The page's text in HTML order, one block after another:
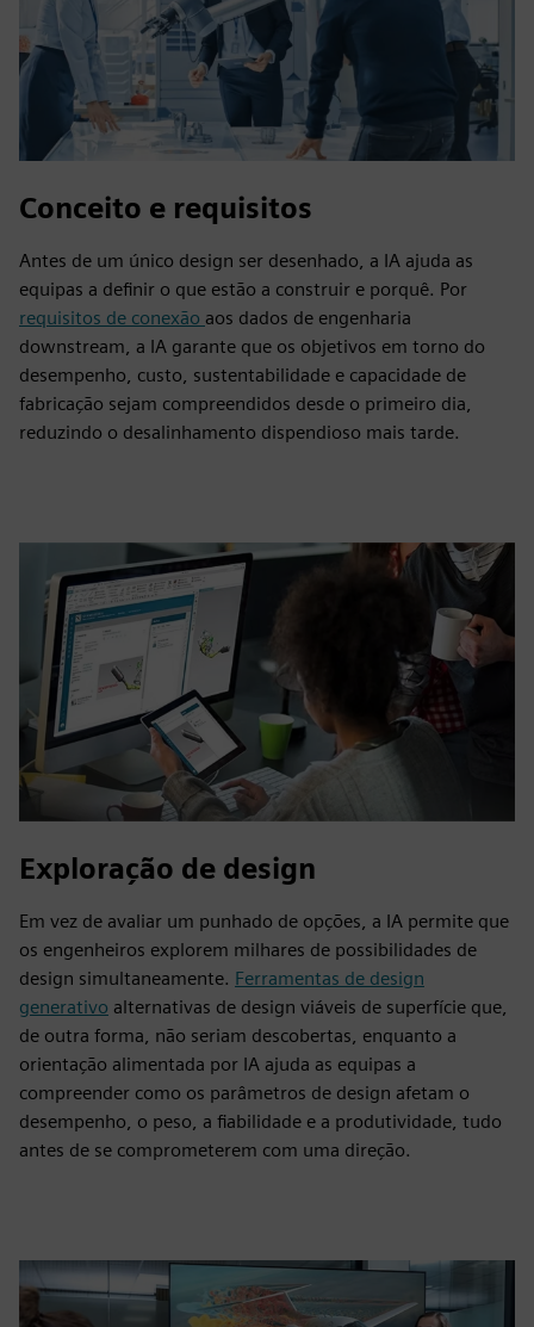
Conceito e requisitos
Antes de um único design ser desenhado, a IA ajuda as
equipas a definir o que estão a construir e porquê. Por
requisitos de conexão aos dados de engenharia
downstream, a IA garante que os objetivos em torno do
desempenho, custo, sustentabilidade e capacidade de
fabricação sejam compreendidos desde o primeiro dia,
reduzindo o desalinhamento dispendioso mais tarde.
Exploração de design
Em vez de avaliar um punhado de opções, a IA permite que
os engenheiros explorem milhares de possibilidades de
design simultaneamente. Ferramentas de design
generativo alternativas de design viáveis de superfície que,
de outra forma, não seriam descobertas, enquanto a
orientação alimentada por IA ajuda as equipas a
compreender como os parâmetros de design afetam o
desempenho, o peso, a fiabilidade e a produtividade, tudo
antes de se comprometerem com uma direção.